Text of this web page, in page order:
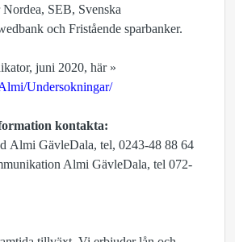
SEB, Svenska
och Fristående sparbanker.
juni 2020, här »
Undersokningar/
kontakta:
Almi GävleDala, tel, 0243-48 88 64
Almi GävleDala, tel 072-